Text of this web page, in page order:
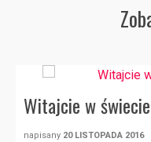
Witajcie w
napisany 20 LISTOPADA 2016